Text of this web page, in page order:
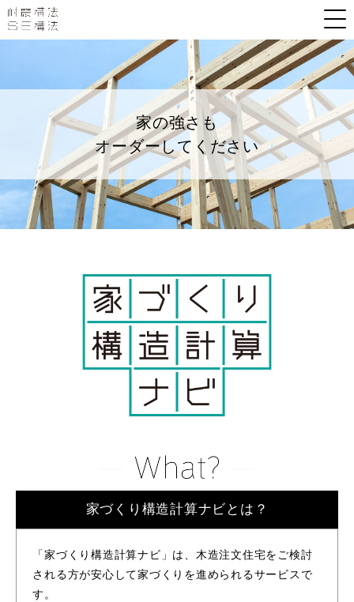
家の強さも
オーダーしてください
家づくり構造計算ナビとは？
「家づくり構造計算ナビ」は、木造注文住宅をご検討
される方が安心して家づくりを進められるサービスで
す。